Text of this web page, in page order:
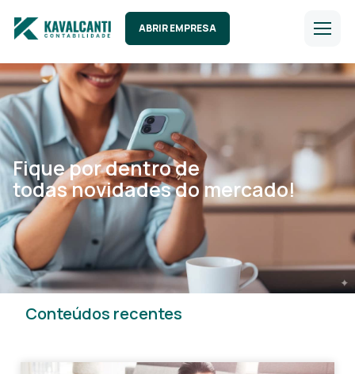
ABRIR EMPRESA
Fique por dentro de
todas novidades do mercado!
Conteúdos recentes